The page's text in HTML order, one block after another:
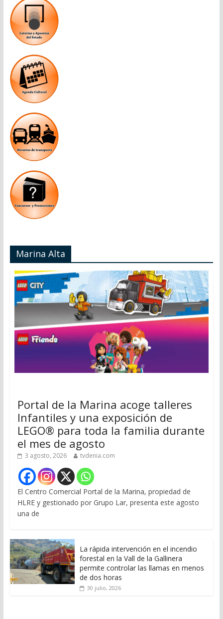
Marina Alta
Portal de la Marina acoge talleres
Infantiles y una exposición de
LEGO® para toda la familia durante
el mes de agosto
3 agosto, 2026 tvdenia.com
El Centro Comercial Portal de la Marina, propiedad de
HLRE y gestionado por Grupo Lar, presenta este agosto
una de
La rápida intervención en el incendio
forestal en la Vall de la Gallinera
permite controlar las llamas en menos
de dos horas
30 julio, 2026